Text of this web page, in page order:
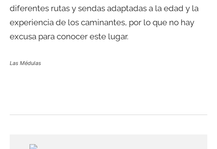
diferentes rutas y sendas adaptadas a la edad y la
experiencia de los caminantes, por lo que no hay
excusa para conocer este lugar.
Las Médulas